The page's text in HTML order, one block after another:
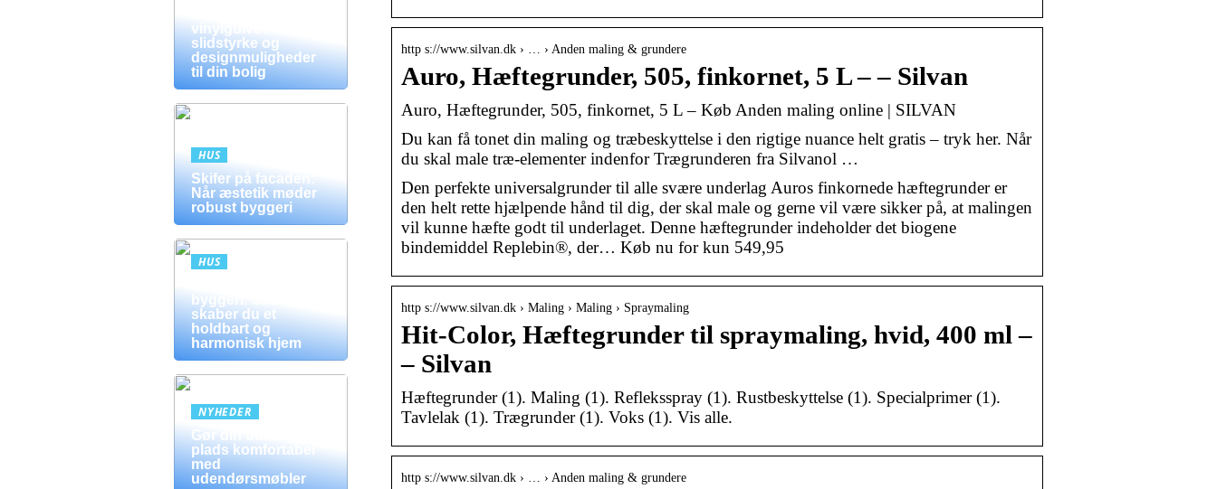
http s://www.silvan.dk › … › Anden maling & grundere
Auro, Hæftegrunder, 505, finkornet, 5 L – – Silvan
Auro, Hæftegrunder, 505, finkornet, 5 L – Køb Anden maling online | SILVAN
Du kan få tonet din maling og træbeskyttelse i den rigtige nuance helt gratis – tryk her. Når
du skal male træ-elementer indenfor Trægrunderen fra Silvanol …
Den perfekte universalgrunder til alle svære underlag Auros finkornede hæftegrunder er
den helt rette hjælpende hånd til dig, der skal male og gerne vil være sikker på, at malingen
vil kunne hæfte godt til underlaget. Denne hæftegrunder indeholder det biogene
bindemiddel Replebin®, der… Køb nu for kun 549,95
http s://www.silvan.dk › Maling › Maling › Spraymaling
Hit-Color, Hæftegrunder til spraymaling, hvid, 400 ml –
– Silvan
Hæftegrunder (1). Maling (1). Refleksspray (1). Rustbeskyttelse (1). Specialprimer (1).
Tavlelak (1). Trægrunder (1). Voks (1). Vis alle.
http s://www.silvan.dk › … › Anden maling & grundere
vinylgulve:
slidstyrke og
designmuligheder
til din bolig
HUS
Skifer på facaden:
Når æstetik møder
robust byggeri
HUS
byggeri: Sådan
skaber du et
holdbart og
harmonisk hjem
NYHEDER
Gør din udendørs
plads komfortabel
med
udendørsmøbler